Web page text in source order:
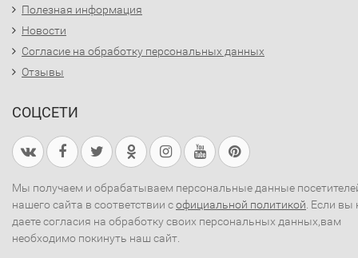
Полезная информация
Новости
Согласие на обработку персональных данных
Отзывы
СОЦСЕТИ
Мы получаем и обрабатываем персональные данные
нашего сайта в соответствии софициальной политикой . Если вы
даете согласия на обработку своих персональных данных,вам
необходимо покинуть наш сайт.